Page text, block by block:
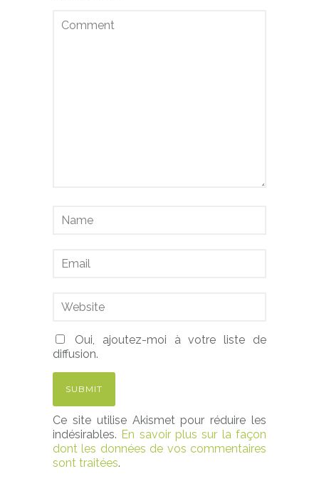
Oui, ajoutez-moi à votre liste de
diffusion.
Ce site utilise Akismet pour réduire les
indésirables. En savoir plus sur la façon
dont les données de vos commentaires
sont traitées.